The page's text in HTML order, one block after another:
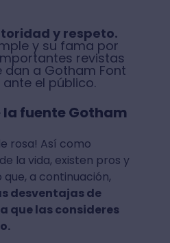
y respeto.
y su fama por
revistas
dan a Gotham Font
el público.
fuente Gotham
rosa! Así como
la vida, existen pros y
a continuación,
desventajas de
que las consideres